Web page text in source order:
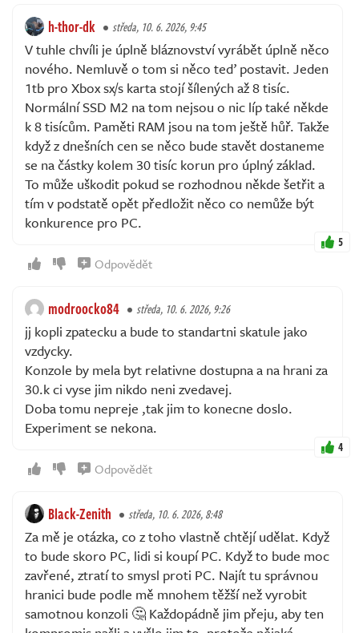
h-thor-dk středa, 10. 6. 2026, 9:45
V tuhle chvíli je úplně bláznovství vyrábět úplně něco
nového. Nemluvě o tom si něco teď postavit. Jeden
1tb pro Xbox sx/s karta stojí šílených až 8 tisíc.
Normální SSD M2 na tom nejsou o nic líp také někde
k 8 tisícům. Paměti RAM jsou na tom ještě hůř. Takže
když z dnešních cen se něco bude stavět dostaneme
se na částky kolem 30 tisíc korun pro úplný základ.
To může uškodit pokud se rozhodnou někde šetřit a
tím v podstatě opět předložit něco co nemůže být
konkurence pro PC.
5
Odpovědět
modroocko84 středa, 10. 6. 2026, 9:26
jj kopli zpatecku a bude to standartni skatule jako
vzdycky.
Konzole by mela byt relativne dostupna a na hrani za
30.k ci vyse jim nikdo neni zvedavej.
Doba tomu nepreje ,tak jim to konecne doslo.
Experiment se nekona.
4
Odpovědět
Black-Zenith středa, 10. 6. 2026, 8:48
Za mě je otázka, co z toho vlastně chtějí udělat. Když
to bude skoro PC, lidi si koupí PC. Když to bude moc
zavřené, ztratí to smysl proti PC. Najít tu správnou
hranici bude podle mě mnohem těžší než vyrobit
samotnou konzoli 🤔 Každopádně jim přeju, aby ten